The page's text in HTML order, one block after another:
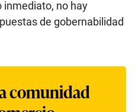
inmediato, no hay
de gobernabilidad